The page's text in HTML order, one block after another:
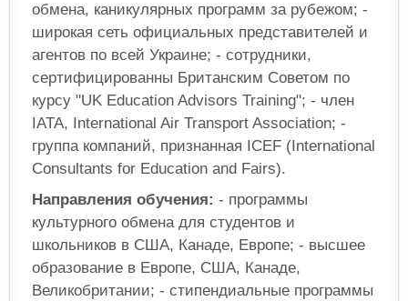
обмена, каникулярных программ за рубежом; -
широкая сеть официальных представителей и
агентов по всей Украине; - сотрудники,
сертифицированны Британским Советом по
курсу "UK Education Advisors Training"; - член
IATA, International Air Transport Association; -
группа компаний, признанная ICEF (International
Consultants for Education and Fairs).
Направления обучения: - программы
культурного обмена для студентов и
школьников в США, Канаде, Европе; - высшее
образование в Европе, США, Канаде,
Великобритании; - стипендиальные программы